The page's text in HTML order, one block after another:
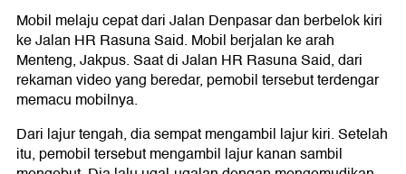
Mobil melaju cepat dari Jalan Denpasar dan berbelok kiri
ke Jalan HR Rasuna Said. Mobil berjalan ke arah
Menteng, Jakpus. Saat di Jalan HR Rasuna Said, dari
rekaman video yang beredar, pemobil tersebut terdengar
memacu mobilnya.
Dari lajur tengah, dia sempat mengambil lajur kiri. Setelah
itu, pemobil tersebut mengambil lajur kanan sambil